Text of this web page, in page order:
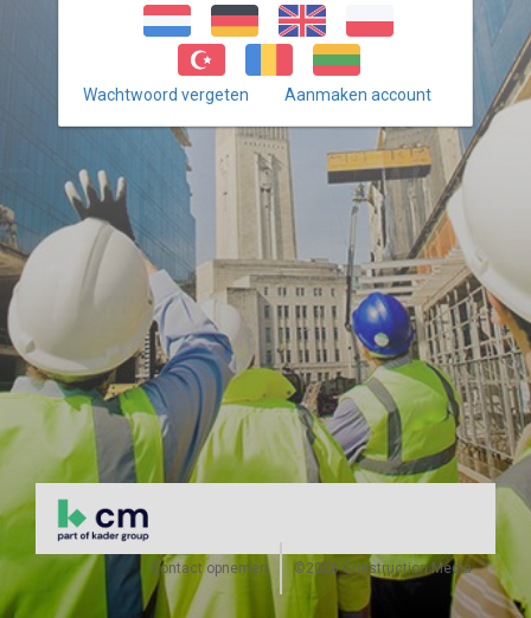
Wachtwoord vergeten Aanmaken account
©2026 Construction Media
Contact opnemen